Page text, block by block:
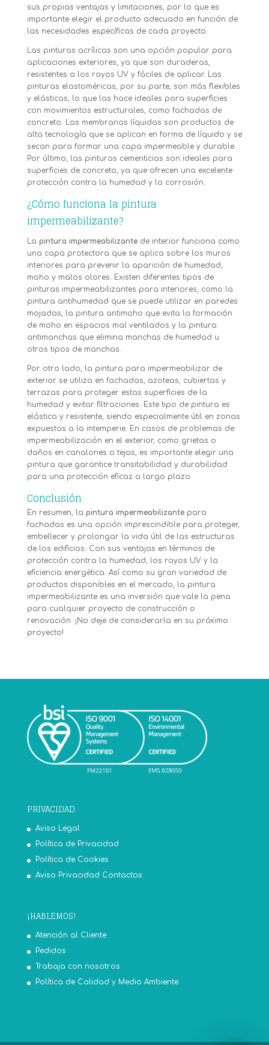
sus propias ventajas y limitaciones, por lo que es
importante elegir el producto adecuado en función de
las necesidades específicas de cada proyecto.
Las pinturas acrílicas son una opción popular para
aplicaciones exteriores, ya que son duraderas,
resistentes a los rayos UV y fáciles de aplicar. Las
pinturas elastoméricas, por su parte, son más flexibles
y elásticas, lo que las hace ideales para superficies
con movimientos estructurales, como fachadas de
concreto. Las membranas líquidas son productos de
alta tecnología que se aplican en forma de líquido y se
secan para formar una capa impermeable y durable.
Por último, las pinturas cementicias son ideales para
superficies de concreto, ya que ofrecen una excelente
protección contra la humedad y la corrosión.
¿Cómo funciona la pintura
impermeabilizante?
La pintura impermeabilizantede interior funciona como
una capa protectora que se aplica sobre los muros
interiores para prevenir la aparición de humedad,
moho y malos olores. Existen diferentes tipos de
pinturas impermeabilizantes para interiores, como la
pintura antihumedad que se puede utilizar en paredes
mojadas, la pintura antimoho que evita la formación
de moho en espacios mal ventilados y la pintura
antimanchas que elimina manchas de humedad u
otros tipos de manchas.
Por otro lado, la pintura para impermeabilizar de
exterior se utiliza en fachadas, azoteas, cubiertas y
terrazas para proteger estas superficies de la
humedad y evitar filtraciones. Este tipo de pintura es
elástica y resistente, siendo especialmente útil en zonas
expuestas a la intemperie. En casos de problemas de
impermeabilización en el exterior, como grietas o
daños en canalones o tejas, es importante elegir una
pintura que garantice transitabilidad y durabilidad
para una protección eficaz a largo plazo
Conclusión
En resumen, la pintura impermeabilizantepara
fachadas es una opción imprescindible para proteger,
embellecer y prolongar la vida útil de las estructuras
de los edificios. Con sus ventajas en términos de
protección contra la humedad, los rayos UV y la
eficiencia energética. Así como su gran variedad de
productos disponibles en el mercado, la pintura
impermeabilizante es una inversión que vale la pena
para cualquier proyecto de construcción o
renovación. ¡No deje de considerarla en su próximo
proyecto!
PRIVACIDAD
Aviso Legal
Política de Privacidad
Política de Cookies
Aviso Privacidad Contactos
¡HABLEMOS!
Atención al Cliente
Pedidos
Trabaja con nosotros
Política de Calidad y Medio Ambiente